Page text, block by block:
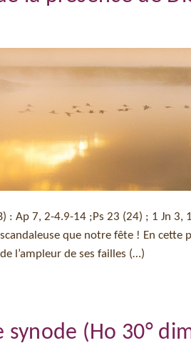
: Ap 7, 2-4.9-14 ;Ps 23 (24) ; 1 Jn
que notre fête ! En cette
l’ampleur de ses failles (…)
synode (Ho 30°